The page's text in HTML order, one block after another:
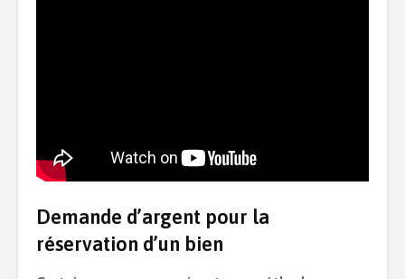
Demande d’argent pour la
réservation d’un bien